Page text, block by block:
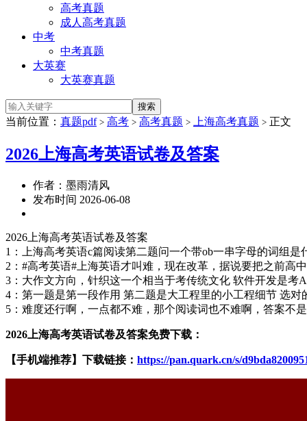
高考真题
成人高考真题
中考
中考真题
大英赛
大英赛真题
当前位置： 真题pdf > 高考 > 高考真题 > 上海高考真题 > 正文
2026上海高考英语试卷及答案
作者：墨雨清风
发布时间 2026-06-08
2026上海高考英语试卷及答案
1：上海高考英语c篇阅读第二题问一个带ob一串字母的词组是
2：#高考英语#上海英语才叫难，现在改革，据说要把之前高
3：大作文方向，针织这一个相当于考传统文化 软件开发是考
4：第一题是第一段作用 第二题是大工程里的小工程细节 选
5：难度还行啊，一点都不难，那个阅读词也不难啊，答案不
2026上海高考英语试卷及答案免费下载：
【手机端推荐】下载链接： https://pan.quark.cn/s/